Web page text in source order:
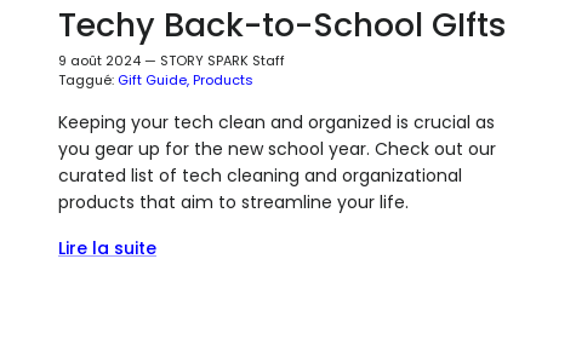
Techy Back-to-School GIfts
9 août 2024— STORY SPARK Staff
Taggué: Gift Guide Products
Keeping your tech clean and organized is crucial as
you gear up for the new school year. Check out our
curated list of tech cleaning and organizational
products that aim to streamline your life.
Lire la suite